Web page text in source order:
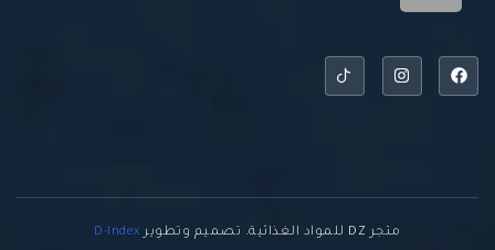
متجر DZ للمواد الغذائية. تصميم وتطوير D-Index